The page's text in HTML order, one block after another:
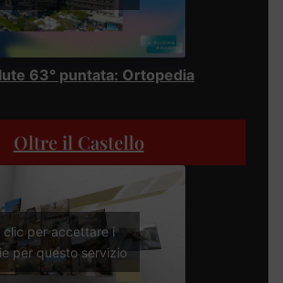
63° puntata: Ortopedia
Oltre il Castello
clic per accettare i
per questo servizio